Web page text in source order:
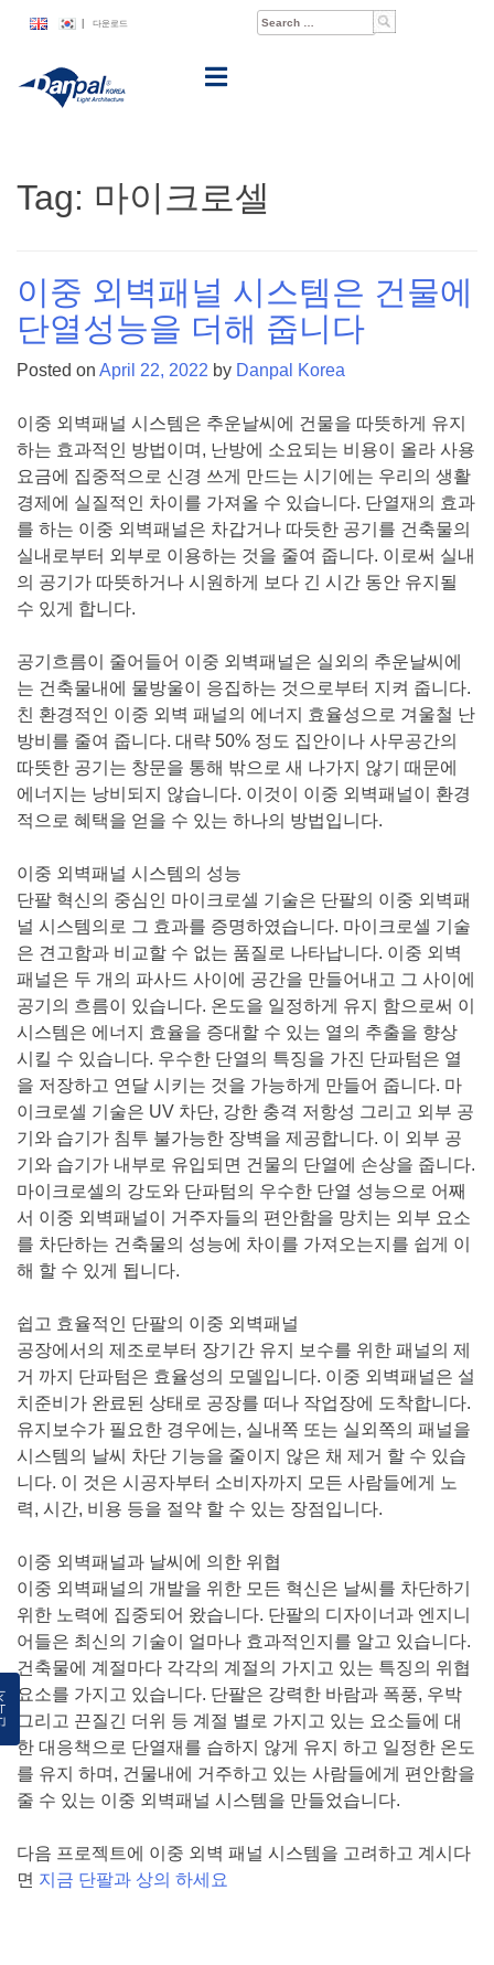
content
Search
다운로드
Tag: 마이크로셀
이중 외벽패널 시스템은 건물에
단열성능을 더해 줍니다
Posted on April 22, 2022 by Danpal Korea
이중 외벽패널 시스템은 추운날씨에 건물을 따뜻하게 유지
하는 효과적인 방법이며, 난방에 소요되는 비용이 올라 사용
요금에 집중적으로 신경 쓰게 만드는 시기에는 우리의 생활
경제에 실질적인 차이를 가져올 수 있습니다. 단열재의 효과
를 하는 이중 외벽패널은 차갑거나 따듯한 공기를 건축물의
실내로부터 외부로 이용하는 것을 줄여 줍니다. 이로써 실내
의 공기가 따뜻하거나 시원하게 보다 긴 시간 동안 유지될
수 있게 합니다.
공기흐름이 줄어들어 이중 외벽패널은 실외의 추운날씨에
는 건축물내에 물방울이 응집하는 것으로부터 지켜 줍니다.
친 환경적인 이중 외벽 패널의 에너지 효율성으로 겨울철 난
방비를 줄여 줍니다. 대략 50% 정도 집안이나 사무공간의
따뜻한 공기는 창문을 통해 밖으로 새 나가지 않기 때문에
에너지는 낭비되지 않습니다. 이것이 이중 외벽패널이 환경
적으로 혜택을 얻을 수 있는 하나의 방법입니다.
이중 외벽패널 시스템의 성능
단팔 혁신의 중심인 마이크로셀 기술은 단팔의 이중 외벽패
널 시스템의로 그 효과를 증명하였습니다. 마이크로셀 기술
은 견고함과 비교할 수 없는 품질로 나타납니다. 이중 외벽
패널은 두 개의 파사드 사이에 공간을 만들어내고 그 사이에
공기의 흐름이 있습니다. 온도을 일정하게 유지 함으로써 이
시스템은 에너지 효율을 증대할 수 있는 열의 추출을 향상
시킬 수 있습니다. 우수한 단열의 특징을 가진 단파텀은 열
을 저장하고 연달 시키는 것을 가능하게 만들어 줍니다. 마
이크로셀 기술은 UV 차단, 강한 충격 저항성 그리고 외부 공
기와 습기가 침투 불가능한 장벽을 제공합니다. 이 외부 공
기와 습기가 내부로 유입되면 건물의 단열에 손상을 줍니다.
마이크로셀의 강도와 단파텀의 우수한 단열 성능으로 어째
서 이중 외벽패널이 거주자들의 편안함을 망치는 외부 요소
를 차단하는 건축물의 성능에 차이를 가져오는지를 쉽게 이
해 할 수 있게 됩니다.
쉽고 효율적인 단팔의 이중 외벽패널
공장에서의 제조로부터 장기간 유지 보수를 위한 패널의 제
거 까지 단파텀은 효율성의 모델입니다. 이중 외벽패널은 설
치준비가 완료된 상태로 공장를 떠나 작업장에 도착합니다.
유지보수가 필요한 경우에는, 실내쪽 또는 실외쪽의 패널을
시스템의 날씨 차단 기능을 줄이지 않은 채 제거 할 수 있습
니다. 이 것은 시공자부터 소비자까지 모든 사람들에게 노
력, 시간, 비용 등을 절약 할 수 있는 장점입니다.
이중 외벽패널과 날씨에 의한 위협
이중 외벽패널의 개발을 위한 모든 혁신은 날씨를 차단하기
위한 노력에 집중되어 왔습니다. 단팔의 디자이너과 엔지니
어들은 최신의 기술이 얼마나 효과적인지를 알고 있습니다.
건축물에 계절마다 각각의 계절의 가지고 있는 특징의 위협
요소를 가지고 있습니다. 단팔은 강력한 바람과 폭풍, 우박
그리고 끈질긴 더위 등 계절 별로 가지고 있는 요소들에 대
한 대응책으로 단열재를 습하지 않게 유지 하고 일정한 온도
를 유지 하며, 건물내에 거주하고 있는 사람들에게 편안함을
줄 수 있는 이중 외벽패널 시스템을 만들었습니다.
다음 프로젝트에 이중 외벽 패널 시스템을 고려하고 계시다
면 지금 단팔과 상의 하세요